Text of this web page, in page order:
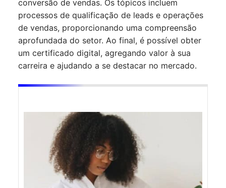
conversão de vendas. Os tópicos incluem
processos de qualificação de leads e operações
de vendas, proporcionando uma compreensão
aprofundada do setor. Ao final, é possível obter
um certificado digital, agregando valor à sua
carreira e ajudando a se destacar no mercado.